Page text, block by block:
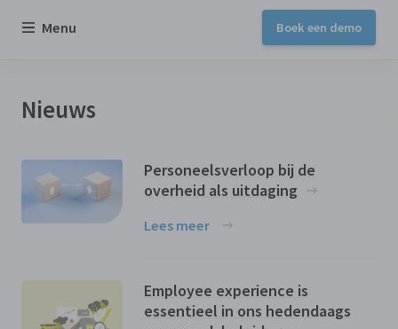
Menu Boek een demo
Nieuws
Personeelsverloop bij de
overheid als uitdaging
Lees meer
Employee experience is
essentieel in ons hedendaags